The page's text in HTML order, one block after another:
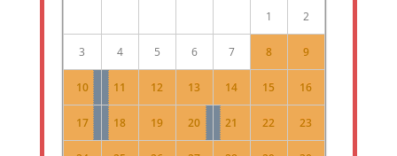
1
2
3 4 5 6 7 8 9
10 11 12 13 14 15 16
17 18 19 20 21 22 23